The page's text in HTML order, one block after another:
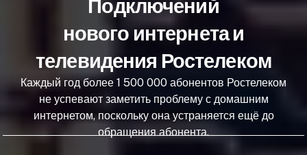
Подключений
нового интернета и
телевидения Ростелеком
Каждый год более 1 500 000 абонентов Ростелеком
не успевают заметить проблему с домашним
интернетом, поскольку она устраняется ещё до
обращения абонента.